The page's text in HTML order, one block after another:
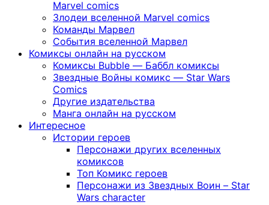
Marvel comics
Злодеи вселенной Marvel comics
Команды Марвел
События вселенной Марвел
Комиксы онлайн на русском
Комиксы Bubble — Баббл комиксы
Звездные Войны комикс — Star Wars
Comics
Другие издательства
Манга онлайн на русском
Интересное
Истории героев
Персонажи других вселенных
комиксов
Топ Комикс героев
Персонажи из Звездных Воин – Star
Wars character